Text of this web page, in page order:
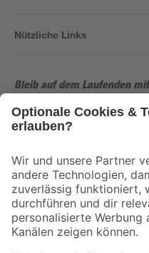
Nützliche Links
Bleib auf dem Laufenden
Der toom Newsletter: Keine
Folge uns